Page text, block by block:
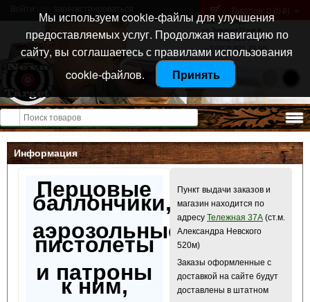
Санкт-Петербург
ул. Тележная 37 лит А
+7 (911) 021-04-08
+7 (812) 921-73-50
Товаров: 0 (0 p )
Открыть меню
Информация
Перцовые
баллончики,
аэрозольные
пистолеты
и патроны
к ним,
Пункт выдачи заказов и
магазин находится по
адресу Тележная 37А (ст.м.
Александра Невского
520м)
Заказы оформленные с
доставкой на сайте будут
доставлены в штатном
Мы используем cookie-файлы для улучшения
предоставляемых услуг. Продолжая навигацию по
сайту, вы соглашаетесь с правилами использования
cookie-файлов.
Принять